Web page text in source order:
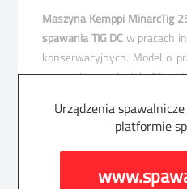
Maszyna Kemppi MinarcTig
spawania TIG DC w pracach
konserwacyjnych. Model o
zapewnia wysoką jakość
wymagających częstego
MinarcTig 250 to urządzenie
doskonałe wyniki spawania
i MMA. Poza modelem 250
Urządzenia
platformie